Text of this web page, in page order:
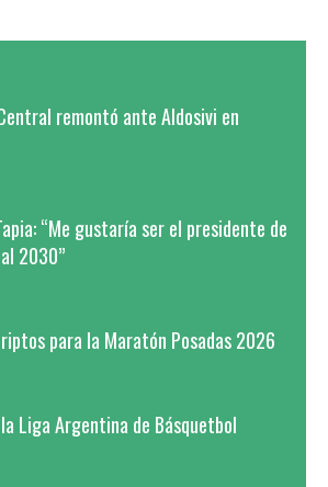
remontó ante Aldosivi en
“Me gustaría ser el presidente de
2030”
para la Maratón Posadas 2026
Liga Argentina de Básquetbol